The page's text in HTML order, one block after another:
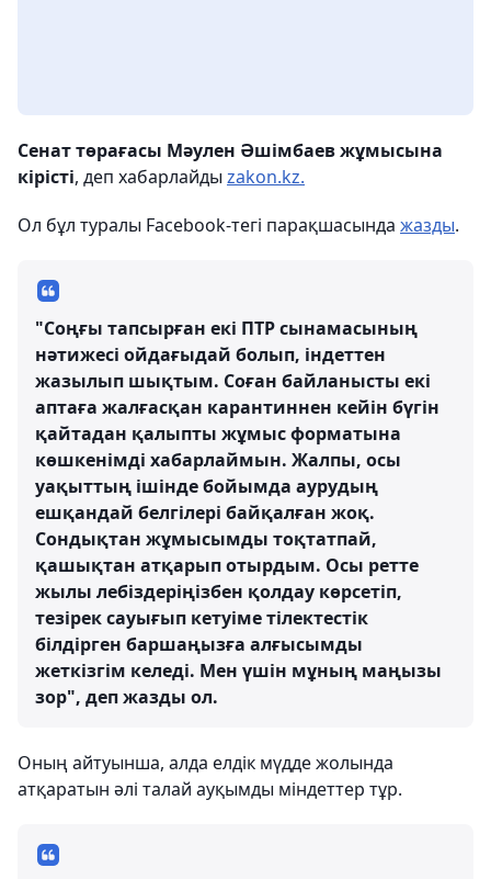
Сенат төрағасы Мәулен Әшімбаев жұмысына
кірісті, деп хабарлайды zakon.kz.
Ол бұл туралы Facebook-тегі парақшасында жазды.
"Соңғы тапсырған екі ПТР сынамасының
нәтижесі ойдағыдай болып, індеттен
жазылып шықтым. Соған байланысты екі
аптаға жалғасқан карантиннен кейін бүгін
қайтадан қалыпты жұмыс форматына
көшкенімді хабарлаймын. Жалпы, осы
уақыттың ішінде бойымда аурудың
ешқандай белгілері байқалған жоқ.
Сондықтан жұмысымды тоқтатпай,
қашықтан атқарып отырдым. Осы ретте
жылы лебіздеріңізбен қолдау көрсетіп,
тезірек сауығып кетуіме тілектестік
білдірген баршаңызға алғысымды
жеткізгім келеді. Мен үшін мұның маңызы
зор", деп жазды ол.
Оның айтуынша, алда елдік мүдде жолында
атқаратын әлі талай ауқымды міндеттер тұр.